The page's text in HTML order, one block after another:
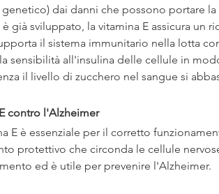
dai danni che possono portare
già sviluppato, la vitamina E assicura un
il sistema immunitario nella lotta
sensibilità all'insulina delle cellule in
il livello di zucchero nel sangue si
contro l'Alzheimer
E è essenziale per il corretto
protettivo che circonda le cellule
ed è utile per prevenire l'Alzheimer.